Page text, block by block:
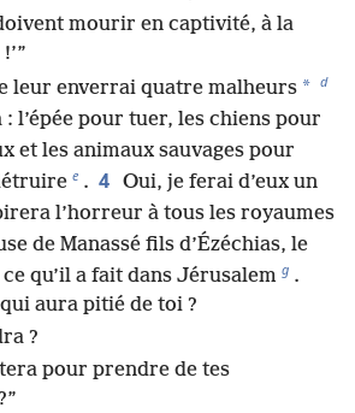
mourir en captivité, à la
!’”
leur enverrai quatre malheurs * d
l’épée pour tuer, les chiens pour
et les animaux sauvages pour
e . 4 Oui, je ferai d’eux un
l’horreur à tous les royaumes
de Manassé fils d’Ézéchias, le
qu’il a fait dans Jérusalem g .
aura pitié de toi ?
?
pour prendre de tes